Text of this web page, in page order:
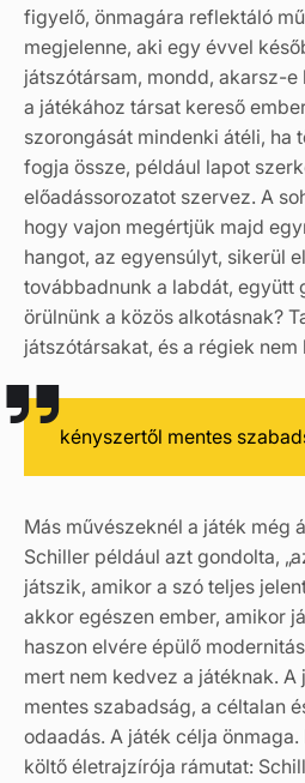
figyelő, önmagára reflektáló
megjelenne, aki egy évvel
játszótársam, mondd, akarsz-e
a játékához társat kereső
szorongását mindenki átéli, ha
fogja össze, például lapot
előadássorozatot szervez. A
hogy vajon megértjük majd
hangot, az egyensúlyt, sikerül
továbbadnunk a labdát, együtt
örülnünk a közös alkotásnak?
játszótársakat, és a régiek
kényszertől mentes
Más művészeknél a játék még
Schiller például azt gondolta,
játszik, amikor a szó teljes
akkor egészen ember, amikor
haszon elvére épülő
mert nem kedvez a játéknak. A
mentes szabadság, a céltalan
odaadás. A játék célja
költő életrajzírója rámutat: